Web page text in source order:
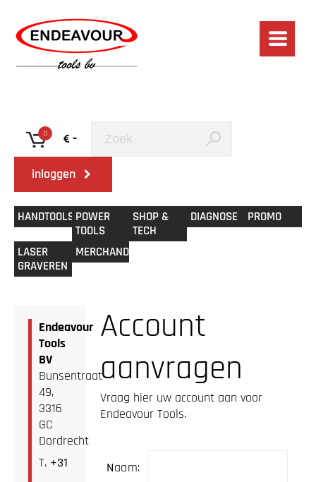
0 -
inloggen
HANDTOOLS POWER
TOOLS
SHOP &
TECH
DIAGNOSE PROMO
LASER
GRAVEREN
MERCHANDISE
Endeavour
Tools
BV
Bunsentraat
49,
3316
GC
Dordrecht
T. +31
Account
aanvragen
Vraag hier uw account aan voor
Endeavour Tools.
naam: